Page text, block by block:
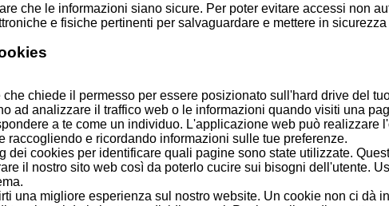
che le informazioni siano sicure. Per poter evitare accessi non
e fisiche pertinenti per salvaguardare e mettere in
chiede il permesso per essere posizionato sull'hard drive del
ad analizzare il traffico web o le informazioni quando visiti una
a te come un individuo. L'applicazione web può realizzare
raccogliendo e ricordando informazioni sulle tue preferenze.
dei cookies per identificare quali pagine sono state utilizzate.
il nostro sito web così da poterlo cucire sui bisogni dell'utente.
una migliore esperienza sul nostro website. Un cookie non ci dà